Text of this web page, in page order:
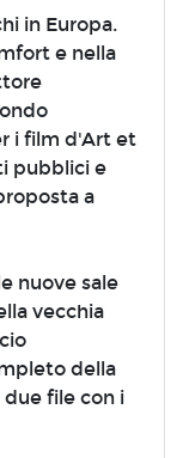
in Europa.
e nella
i film d'Art et
pubblici e
a
nuove sale
vecchia
della
due file con i